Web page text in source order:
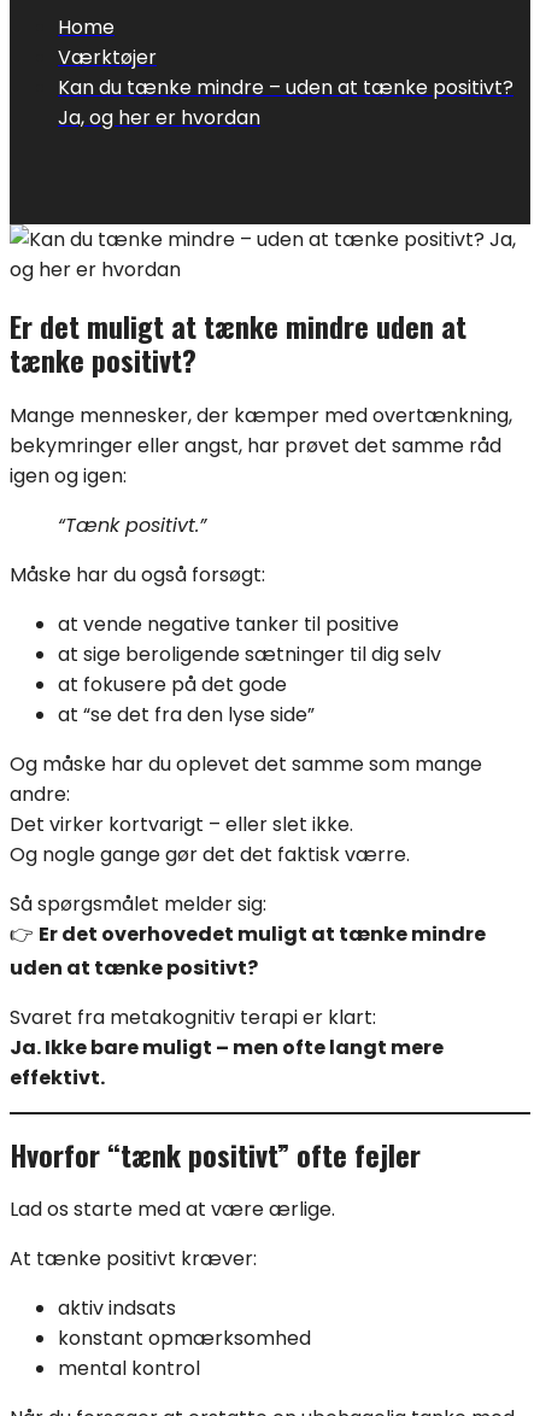
Home
Værktøjer
Kan du tænke mindre – uden at tænke positivt?
Ja, og her er hvordan
Er det muligt at tænke mindre uden at
tænke positivt?
Mange mennesker, der kæmper med overtænkning,
bekymringer eller angst, har prøvet det samme råd
igen og igen:
“Tænk positivt.”
Måske har du også forsøgt:
at vende negative tanker til positive
at sige beroligende sætninger til dig selv
at fokusere på det gode
at “se det fra den lyse side”
Og måske har du oplevet det samme som mange
andre:
Det virker kortvarigt – eller slet ikke.
Og nogle gange gør det det faktisk værre.
Så spørgsmålet melder sig:
👉 Er det overhovedet muligt at tænke mindre
uden at tænke positivt?
Svaret fra metakognitiv terapi er klart:
Ja. Ikke bare muligt – men ofte langt mere
effektivt.
Hvorfor “tænk positivt” ofte fejler
Lad os starte med at være ærlige.
At tænke positivt kræver:
aktiv indsats
konstant opmærksomhed
mental kontrol